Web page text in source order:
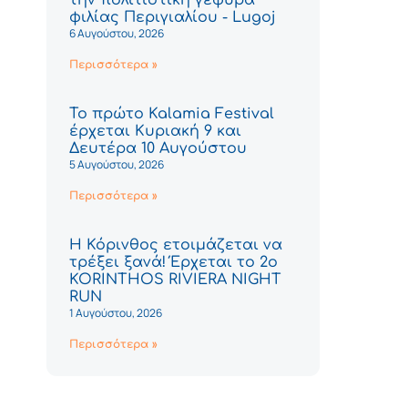
φιλίας Περιγιαλίου - Lugoj
6 Αυγούστου, 2026
Περισσότερα »
Το πρώτο Kalamia Festival
έρχεται Κυριακή 9 και
Δευτέρα 10 Αυγούστου
5 Αυγούστου, 2026
Περισσότερα »
Η Κόρινθος ετοιμάζεται να
τρέξει ξανά! Έρχεται το 2ο
KORINTHOS RIVIERA NIGHT
RUN
1 Αυγούστου, 2026
Περισσότερα »